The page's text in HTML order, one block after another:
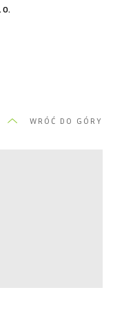
O.
WRÓĆ DO GÓRY